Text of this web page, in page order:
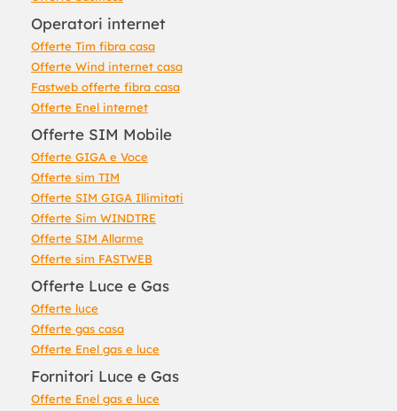
Operatori internet
Offerte Tim fibra casa
Offerte Wind internet casa
Fastweb offerte fibra casa
Offerte Enel internet
Offerte SIM Mobile
Offerte GIGA e Voce
Offerte sim TIM
Offerte SIM GIGA Illimitati
Offerte Sim WINDTRE
Offerte SIM Allarme
Offerte sim FASTWEB
Offerte Luce e Gas
Offerte luce
Offerte gas casa
Offerte Enel gas e luce
Fornitori Luce e Gas
Offerte Enel gas e luce